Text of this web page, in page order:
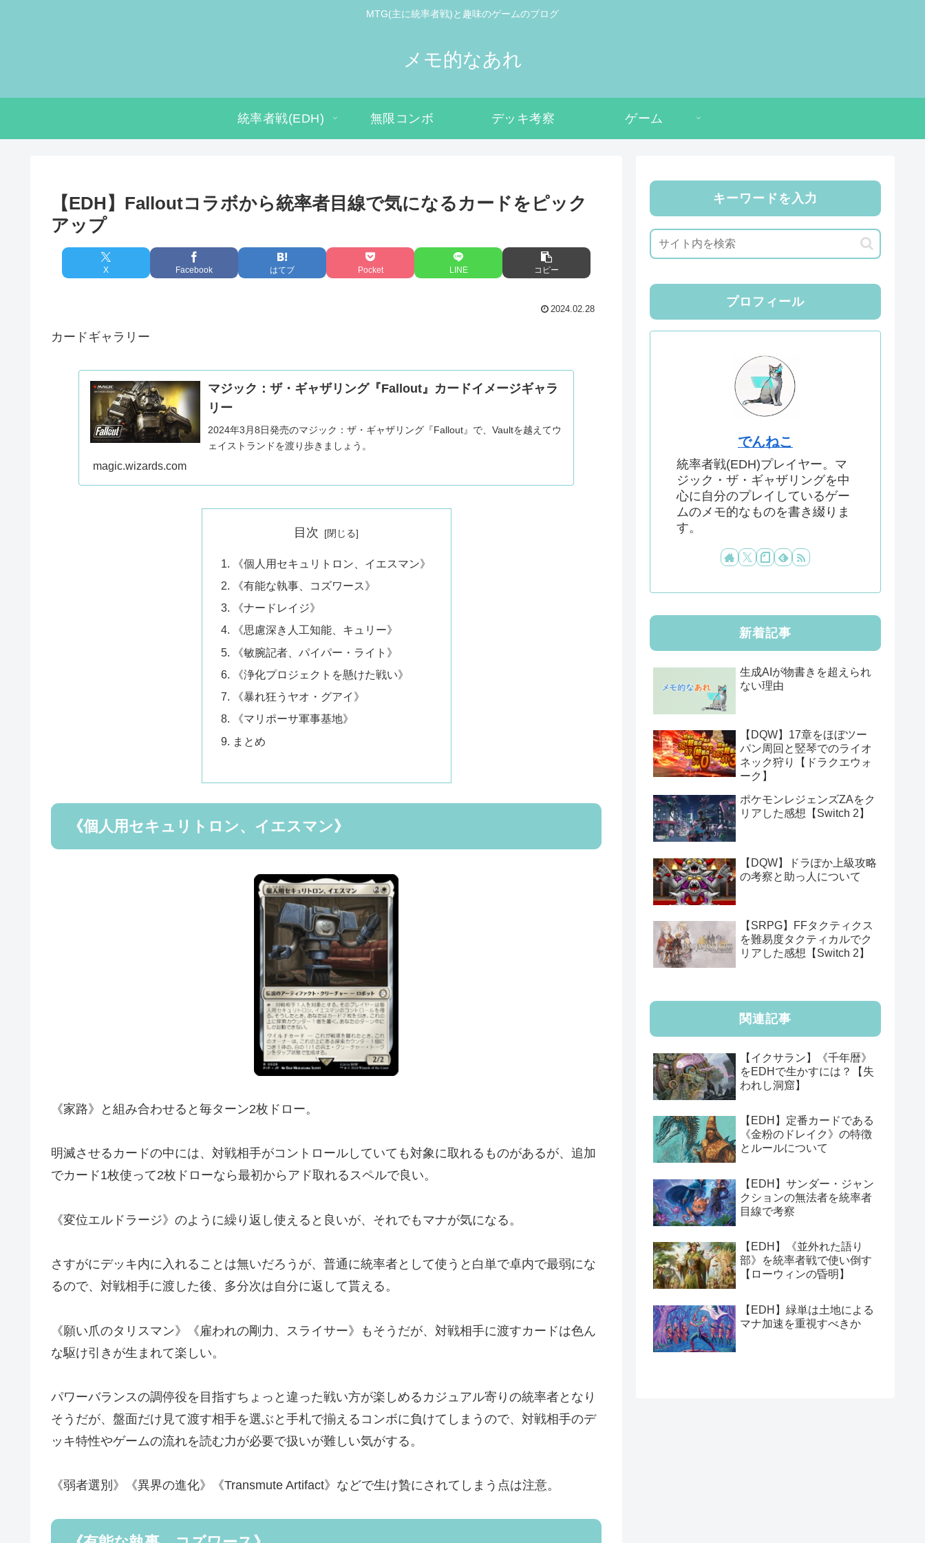
MTG(主に統率者戦)と趣味のゲームのブログ
メモ的なあれ
統率者戦(EDH) 無限コンボ デッキ考察 ゲーム
【EDH】Falloutコラボから統率者目線で気になるカードをピック
アップ
X Facebook はてブ Pocket LINE コピー
2024.02.28
カードギャラリー
マジック：ザ・ギャザリング『Fallout』カードイメージギャラ
リー
2024年3月8日発売のマジック：ザ・ギャザリング『Fallout』で、Vaultを越えてウ
ェイストランドを渡り歩きましょう。
magic.wizards.com
目次
《個人用セキュリトロン、イエスマン》
《有能な執事、コズワース》
《ナードレイジ》
《思慮深き人工知能、キュリー》
《敏腕記者、パイパー・ライト》
《浄化プロジェクトを懸けた戦い》
《暴れ狂うヤオ・グアイ》
《マリポーサ軍事基地》
まとめ
《個人用セキュリトロン、イエスマン》
《家路》と組み合わせると毎ターン2枚ドロー。
明滅させるカードの中には、対戦相手がコントロールしていても対象に取れるものがあるが、追加
でカード1枚使って2枚ドローなら最初からアド取れるスペルで良い。
《変位エルドラージ》のように繰り返し使えると良いが、それでもマナが気になる。
さすがにデッキ内に入れることは無いだろうが、普通に統率者として使うと白単で卓内で最弱にな
るので、対戦相手に渡した後、多分次は自分に返して貰える。
《願い爪のタリスマン》《雇われの剛力、スライサー》もそうだが、対戦相手に渡すカードは色ん
な駆け引きが生まれて楽しい。
パワーバランスの調停役を目指すちょっと違った戦い方が楽しめるカジュアル寄りの統率者となり
そうだが、盤面だけ見て渡す相手を選ぶと手札で揃えるコンボに負けてしまうので、対戦相手のデ
ッキ特性やゲームの流れを読む力が必要で扱いが難しい気がする。
《弱者選別》《異界の進化》《Transmute Artifact》などで生け贄にされてしまう点は注意。
キーワードを入力
プロフィール
でんねこ
統率者戦(EDH)プレイヤー。マ
ジック・ザ・ギャザリングを中
心に自分のプレイしているゲー
ムのメモ的なものを書き綴りま
す。
新着記事
生成AIが物書きを超えられ
ない理由
【DQW】17章をほぼツー
パン周回と竪琴でのライオ
ネック狩り【ドラクエウォ
ーク】
ポケモンレジェンズZAをク
リアした感想【Switch 2】
【DQW】ドラぽか上級攻略
の考察と助っ人について
【SRPG】FFタクティクス
を難易度タクティカルでク
リアした感想【Switch 2】
関連記事
【イクサラン】《千年暦》
をEDHで生かすには？【失
われし洞窟】
【EDH】定番カードである
《金粉のドレイク》の特徴
とルールについて
【EDH】サンダー・ジャン
クションの無法者を統率者
目線で考察
【EDH】《並外れた語り
部》を統率者戦で使い倒す
【ローウィンの昏明】
【EDH】緑単は土地による
マナ加速を重視すべきか